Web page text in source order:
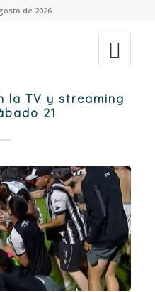
de 2026
la TV y streaming
21